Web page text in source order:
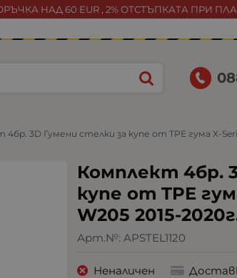
НАД 60 EUR , 2% ОТСТЪПКАТА ПРИ
3D Гумени стелки за купе от TPE гума X-
Комплект 4бр.
купе от TPE
W205 2015-
Арт.№: APSTEL1120
Неналичен